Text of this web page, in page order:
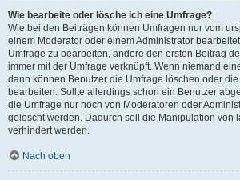
Wie bearbeite oder lösche ich eine Umfrage?
Wie bei den Beiträgen können Umfragen nur vom
einem Moderator oder einem Administrator
Umfrage zu bearbeiten, ändere den ersten Beitrag
immer mit der Umfrage verknüpft. Wenn niemand
dann können Benutzer die Umfrage löschen oder
bearbeiten. Sollte allerdings schon ein Benutzer
die Umfrage nur noch von Moderatoren oder
gelöscht werden. Dadurch soll die Manipulation von
verhindert werden.
Nach oben